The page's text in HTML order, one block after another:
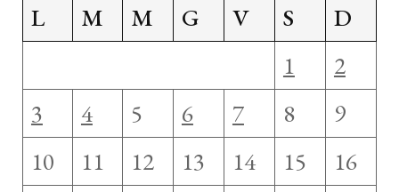
L
M M G V S
D
1
2
3
4 5 6 7 8
9
10
11 12 13 14 15
16